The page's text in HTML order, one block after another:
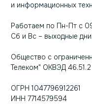
и информационных
Работаем по Пн-Пт с
Сб и Вс – выходные дни.
Общество с
Телеком" ОКВЭД 46.51.2
ОГРН 1047796912261
ИНН 7714579594